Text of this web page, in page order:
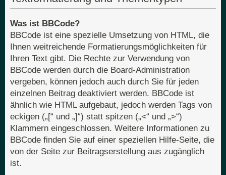
Was ist BBCode?
BBCode ist eine spezielle Umsetzung von HTML, die
Ihnen weitreichende Formatierungsmöglichkeiten für
Ihren Text gibt. Die Rechte zur Verwendung von
BBCode werden durch die Board-Administration
vergeben, können jedoch auch durch Sie für jeden
einzelnen Beitrag deaktiviert werden. BBCode ist
ähnlich wie HTML aufgebaut, jedoch werden Tags von
eckigen („[“ und „]“) statt spitzen („<“ und „>“)
Klammern eingeschlossen. Weitere Informationen zu
BBCode finden Sie auf einer speziellen Hilfe-Seite, die
von der Seite zur Beitragserstellung aus zugänglich
ist.